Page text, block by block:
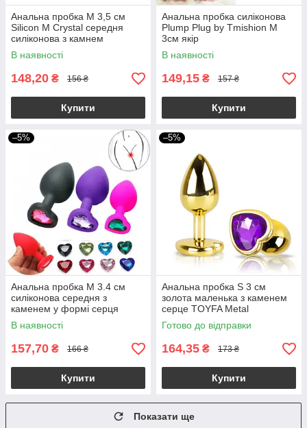
Анальна пробка М 3,5 см
Silicon M Crystal середня
силіконова з камнем
В наявності
148,20 ₴ 156 ₴
Купити
Анальна пробка силіконова
Plump Plug by Tmishion M
3см якір
В наявності
149,15 ₴ 157 ₴
Купити
–5%
Анальна пробка М 3.4 см
силіконова середня з
каменем у формі серця
TOYFA Silicon Plug + мішечок
В наявності
157,70 ₴ 166 ₴
Купити
–5%
Анальна пробка S 3 см
золота маленька з каменем
серце TOYFA Metal
Готово до відправки
164,35 ₴ 173 ₴
Купити
Показати ще